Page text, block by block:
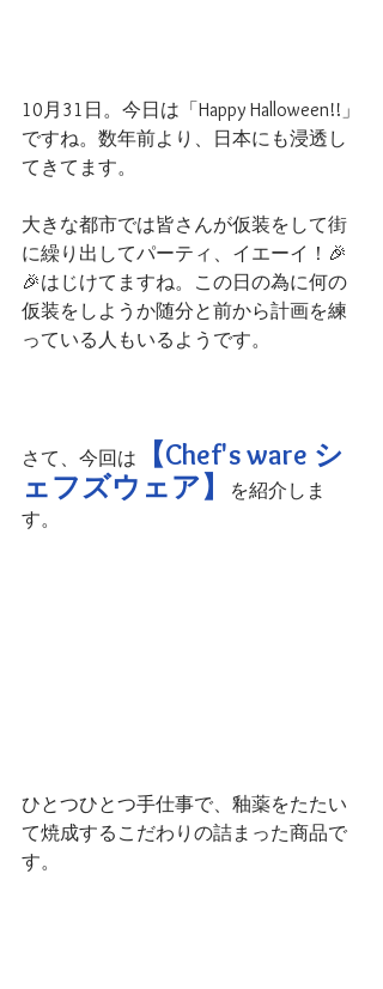
10月31日。今日は「Happy Halloween!!」
ですね。数年前より、日本にも浸透し
てきてます。
大きな都市では皆さんが仮装をして街
に繰り出してパーティ、イエーイ！🎉
🎉はじけてますね。この日の為に何の
仮装をしようか随分と前から計画を練
っている人もいるようです。
さて、今回は
【Chef's ware シ
ェフズウェア】
を紹介しま
す。
ひとつひとつ手仕事で、釉薬をたたい
て焼成するこだわりの詰まった商品で
す。